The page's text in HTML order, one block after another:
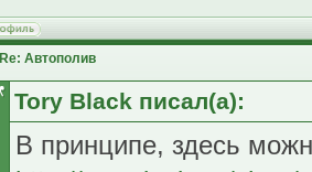
Re: Автополив
Tory Black писал(а):
В принципе, здесь